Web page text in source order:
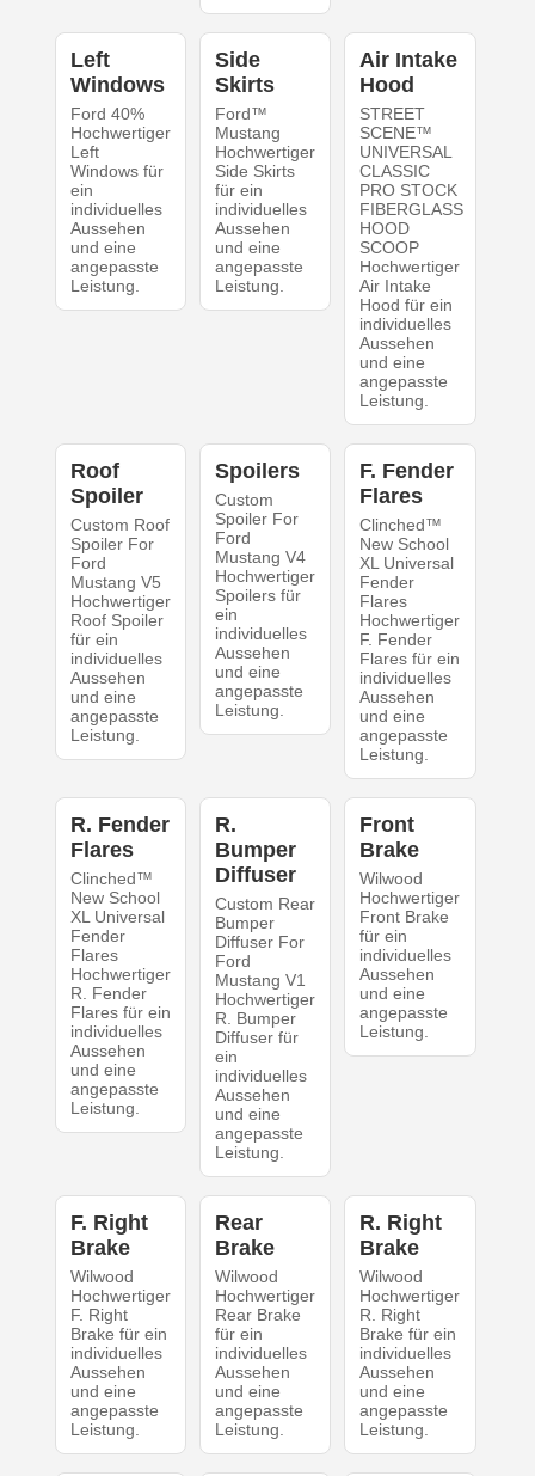
Left
Windows
Ford 40%
Hochwertiger
Left
Windows für
ein
individuelles
Aussehen
und eine
angepasste
Leistung.
Side
Skirts
Ford™
Mustang
Hochwertiger
Side Skirts
für ein
individuelles
Aussehen
und eine
angepasste
Leistung.
Air Intake
Hood
STREET
SCENE™
UNIVERSAL
CLASSIC
PRO STOCK
FIBERGLASS
HOOD
SCOOP
Hochwertiger
Air Intake
Hood für ein
individuelles
Aussehen
und eine
angepasste
Leistung.
Roof
Spoiler
Custom Roof
Spoiler For
Ford
Mustang V5
Hochwertiger
Roof Spoiler
für ein
individuelles
Aussehen
und eine
angepasste
Leistung.
Spoilers
Custom
Spoiler For
Ford
Mustang V4
Hochwertiger
Spoilers für
ein
individuelles
Aussehen
und eine
angepasste
Leistung.
F. Fender
Flares
Clinched™
New School
XL Universal
Fender
Flares
Hochwertiger
F. Fender
Flares für ein
individuelles
Aussehen
und eine
angepasste
Leistung.
R. Fender
Flares
Clinched™
New School
XL Universal
Fender
Flares
Hochwertiger
R. Fender
Flares für ein
individuelles
Aussehen
und eine
angepasste
Leistung.
R.
Bumper
Diffuser
Custom Rear
Bumper
Diffuser For
Ford
Mustang V1
Hochwertiger
R. Bumper
Diffuser für
ein
individuelles
Aussehen
und eine
angepasste
Leistung.
Front
Brake
Wilwood
Hochwertiger
Front Brake
für ein
individuelles
Aussehen
und eine
angepasste
Leistung.
F. Right
Brake
Wilwood
Hochwertiger
F. Right
Brake für ein
individuelles
Aussehen
und eine
angepasste
Leistung.
Rear
Brake
Wilwood
Hochwertiger
Rear Brake
für ein
individuelles
Aussehen
und eine
angepasste
Leistung.
R. Right
Brake
Wilwood
Hochwertiger
R. Right
Brake für ein
individuelles
Aussehen
und eine
angepasste
Leistung.